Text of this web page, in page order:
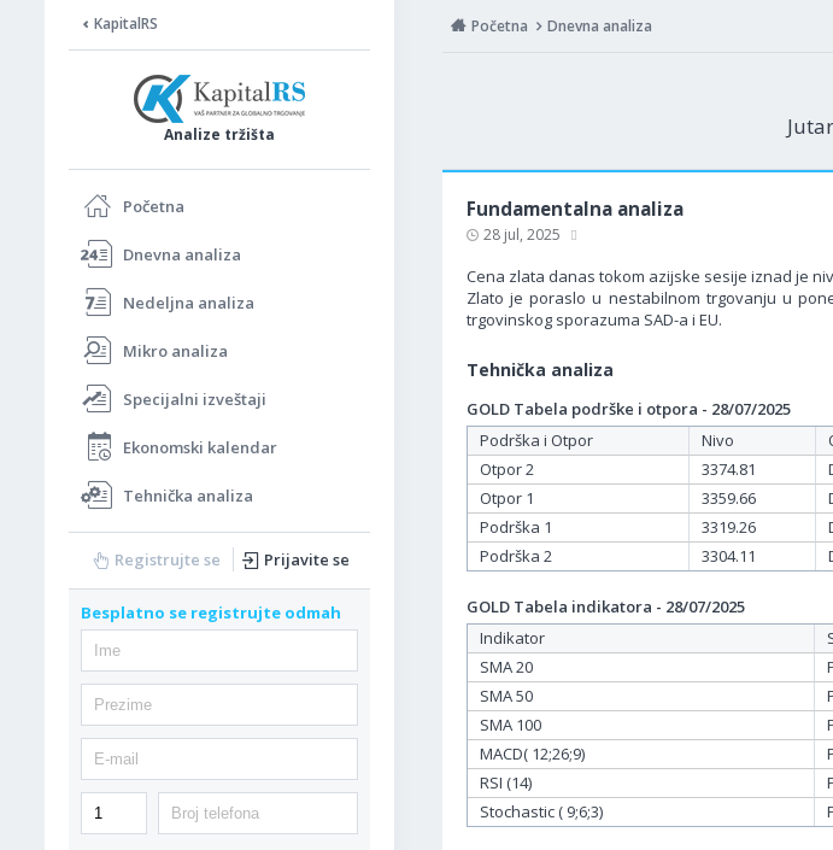
KapitalRS
Analize tržišta
Početna
Dnevna analiza
Nedeljna analiza
Mikro analiza
Specijalni izveštaji
Ekonomski kalendar
Tehnička analiza
Registrujte se Prijavite se
Besplatno se registrujte odmah
Početna Dnevna analiza
Fundamentalna analiza
28 jul, 2025
Cena zlata danas tokom azijske sesije iznad je
Zlato je poraslo u nestabilnom trgovanju u
trgovinskog sporazuma SAD-a i EU.
Tehnička analiza
GOLD Tabela podrške i otpora - 28/07/2025
Podrška i Otpor
Nivo
Otpor 2
3374.81
Otpor 1
3359.66
Podrška 1
3319.26
Podrška 2
3304.11
GOLD Tabela indikatora - 28/07/2025
Indikator
SMA 20
SMA 50
SMA 100
MACD( 12;26;9)
RSI (14)
Stochastic ( 9;6;3)